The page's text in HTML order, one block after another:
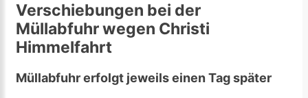
Verschiebungen bei der
Müllabfuhr wegen Christi
Himmelfahrt
Müllabfuhr erfolgt jeweils einen Tag später